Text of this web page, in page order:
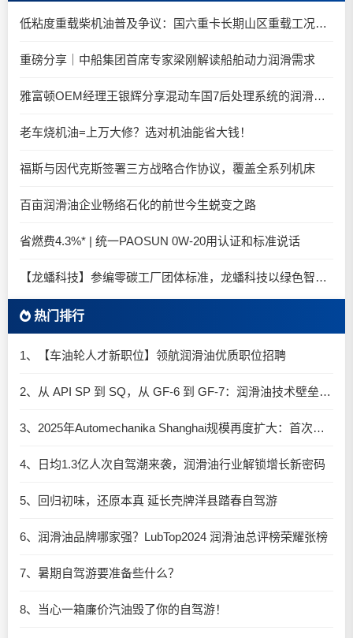
低粘度重载柴机油普及争议：国六重卡长期山区重载工况是否适合0W-20柴油机油？
重磅分享｜中船集团首席专家梁刚解读船舶动力润滑需求
雅富顿OEM经理王银辉分享混动车国7后处理系统的润滑油要求
老车烧机油=上万大修？选对机油能省大钱！
福斯与因代克斯签署三方战略合作协议，覆盖全系列机床
百亩润滑油企业畅络石化的前世今生蜕变之路
省燃费4.3%* | 统一PAOSUN 0W-20用认证和标准说话
【龙蟠科技】参编零碳工厂团体标准，龙蟠科技以绿色智造锚定零碳未来
热门排行
1、【车油轮人才新职位】领航润滑油优质职位招聘
2、从 API SP 到 SQ，从 GF-6 到 GF-7：润滑油技术壁垒再升高，你准备好了吗？
3、2025年Automechanika Shanghai规模再度扩大：首次启用国家会展中心（上海）全部15个展馆
4、日均1.3亿人次自驾潮来袭，润滑油行业解锁增长新密码​
5、回归初味，还原本真 延长壳牌洋县踏春自驾游
6、润滑油品牌哪家强？LubTop2024 润滑油总评榜荣耀张榜
7、暑期自驾游要准备些什么？
8、当心一箱廉价汽油毁了你的自驾游！